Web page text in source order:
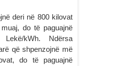
deri në 800 kilovat
do të paguajnë
kWh. Ndërsa
që shpenzojnë më
do të paguajnë